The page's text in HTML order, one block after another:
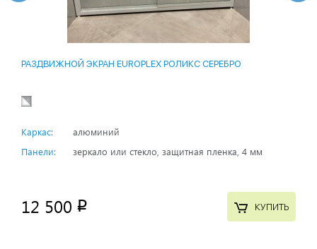
РАЗДВИЖНОЙ ЭКРАН EUROPLEX РОЛИКС СЕРЕБРО
Каркас:
алюминий
Панели:
зеркало или стекло, защитная пленка, 4 мм
12 500 p КУПИТЬ